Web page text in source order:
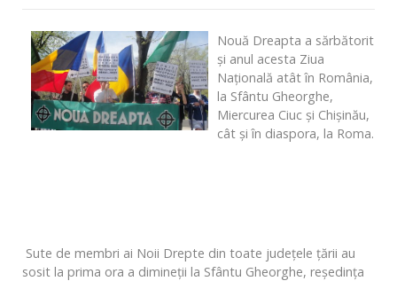
Nouă Dreapta a sărbătorit
şi anul acesta Ziua
Naţională atât în România,
la Sfântu Gheorghe,
Miercurea Ciuc şi Chişinău,
cât şi în diaspora, la Roma.
Sute de membri ai Noii Drepte din toate judeţele ţării au
sosit la prima ora a dimineţii la Sfântu Gheorghe, reşedinţa